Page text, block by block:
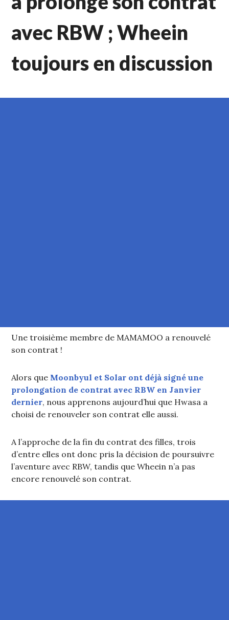
avec RBW ; Wheein
toujours en discussion
Une troisième membre de MAMAMOO a renouvelé
son contrat !
Alors que Moonbyul et Solar ont déjà signé une
prolongation de contrat avec RBW en Janvier
dernier, nous apprenons aujourd’hui que Hwasa a
choisi de renouveler son contrat elle aussi.
A l’approche de la fin du contrat des filles, trois
d’entre elles ont donc pris la décision de poursuivre
l’aventure avec RBW, tandis que Wheein n’a pas
encore renouvelé son contrat.